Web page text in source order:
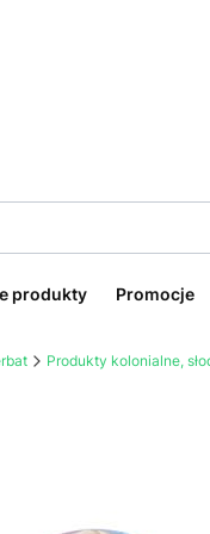
produkty Promocje
Produkty kolonialne,